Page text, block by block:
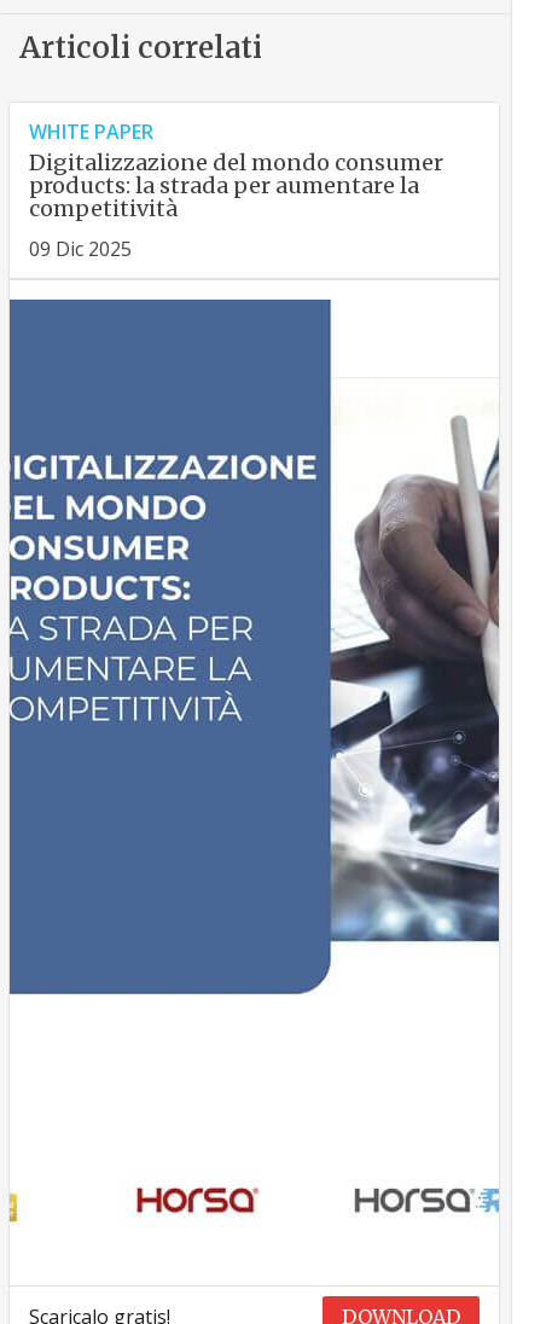
Articoli correlati
WHITE PAPER
Digitalizzazione del mondo consumer
products: la strada per aumentare la
competitività
09 Dic 2025
Scaricalo gratis! DOWNLOAD